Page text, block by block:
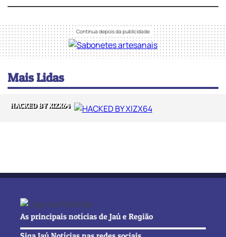
Mais Lidas
HACKED BY XIZX64
As principais notícias de Jaú e Região